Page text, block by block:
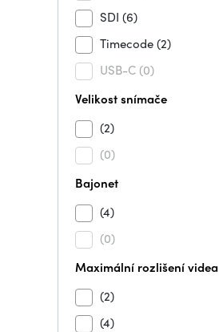
SDI (6)
Timecode(2)
USB-C (0)
Velikost snímače
(2)
(0)
Bajonet
(4)
(0)
Maximální rozlišení videa
(2)
(4)